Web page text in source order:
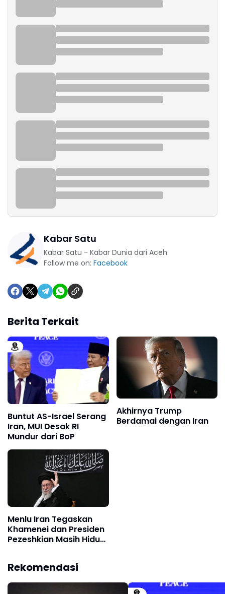
Kabar Satu
Kabar Satu - Kabar Dunia dari Aceh
Follow me on: Facebook
Berita Terkait
Buntut AS-Israel Serang
Iran, MUI Desak RI
Mundur dari BoP
Akhirnya Trump
Berdamai dengan Iran
Menlu Iran Tegaskan
Khamenei dan Presiden
Pezeshkian Masih Hidup
Rekomendasi